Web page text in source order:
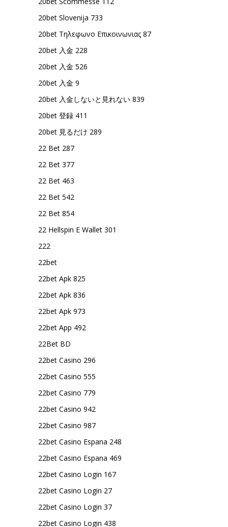
20bet Slovenija 733
20bet Τηλεφωνο Επικοινωνιας 87
20bet 入金 228
20bet 入金 526
20bet 入金 9
20bet 入金しないと見れない 839
20bet 登録 411
20bet 見るだけ 289
22 Bet 287
22 Bet 377
22 Bet 463
22 Bet 542
22 Bet 854
22 Hellspin E Wallet 301
222
22bet
22bet Apk 825
22bet Apk 836
22bet Apk 973
22bet App 492
22Bet BD
22bet Casino 296
22bet Casino 555
22bet Casino 779
22bet Casino 942
22bet Casino 987
22bet Casino Espana 248
22bet Casino Espana 469
22bet Casino Login 167
22bet Casino Login 27
22bet Casino Login 37
22bet Casino Login 438